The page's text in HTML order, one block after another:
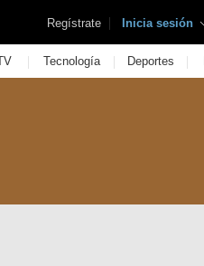
Regístrate | Inicia sesión
| Tecnología | Deportes |